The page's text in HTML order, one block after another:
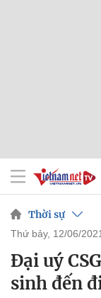
Thời sự
thứ bảy, 12/06/
Đại uý
sinh đến